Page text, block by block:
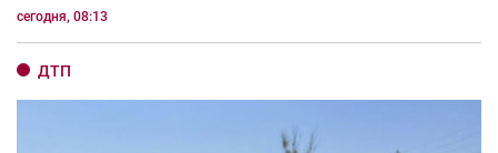
сегодня, 08:13
ДТП